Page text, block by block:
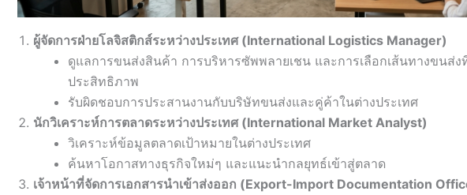
ผู้จัดการฝ่ายโลจิสติกส์ระหว่างประเทศ (International Logistics Manager)
ดูแลการขนส่งสินค้า การบริหารซัพพลายเชน และการเลือกเส้นทางขนส่ง
ประสิทธิภาพ
รับผิดชอบการประสานงานกับบริษัทขนส่งและคู่ค้าในต่างประเทศ
นักวิเคราะห์การตลาดระหว่างประเทศ (International Market Analyst)
วิเคราะห์ข้อมูลตลาดเป้าหมายในต่างประเทศ
ค้นหาโอกาสทางธุรกิจใหม่ๆ และแนะนำกลยุทธ์เข้าสู่ตลาด
เจ้าหน้าที่จัดการเอกสารนำเข้าส่งออก (Export-Import Documentation